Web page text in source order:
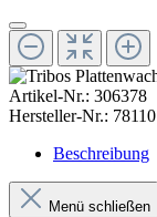
Artikel-Nr.: 306378
Hersteller-Nr.: 78110
Beschreibung
Menü schließen